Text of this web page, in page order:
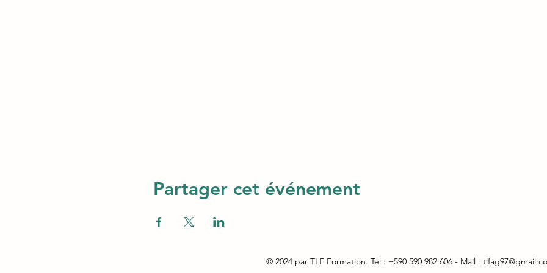
Partager cet événement
© 2024 par TLF Formation. Tel.: +590 590 982 606 - Mail :